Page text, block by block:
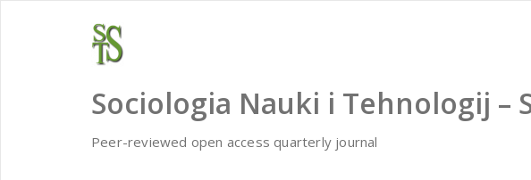
Sociologia Nauki i Tehnologij –
Peer-reviewed open access quarterly journal